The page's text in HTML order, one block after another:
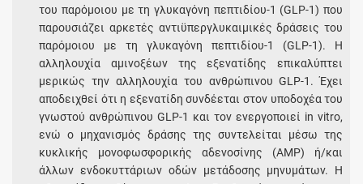
του παρόμοιου με τη γλυκαγόνη πεπτιδίου-1 (GLP-1) που
παρουσιάζει αρκετές αντιϋπεργλυκαιμικές δράσεις του
παρόμοιου με τη γλυκαγόνη πεπτιδίου-1 (GLP-1). Η
αλληλουχία αμινοξέων της εξενατίδης επικαλύπτει
μερικώς την αλληλουχία του ανθρώπινου GLP-1. Έχει
αποδειχθεί ότι η εξενατίδη συνδέεται στον υποδοχέα του
γνωστού ανθρώπινου GLP-1 και τον ενεργοποιεί in vitro,
ενώ ο μηχανισμός δράσης της συντελείται μέσω της
κυκλικής μονοφωσφορικής αδενοσίνης (AMP) ή/και
άλλων ενδοκυττάριων οδών μετάδοσης μηνυμάτων. Η